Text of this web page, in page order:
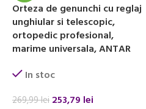
Orteza de genunchi cu reglaj
unghiular si telescopic,
ortopedic profesional,
marime universala, ANTAR
In stoc
269,99lei 253,79 lei